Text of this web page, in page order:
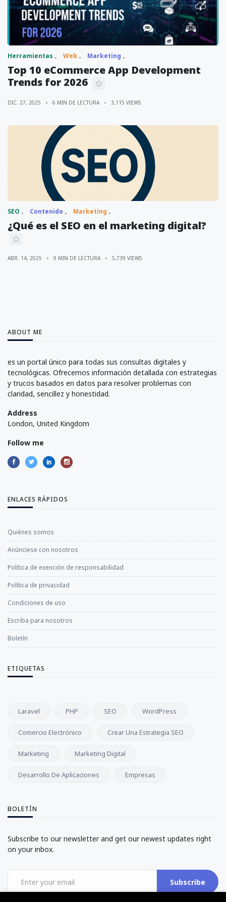
Herramientas Web Marketing
Top 10 eCommerce App Development
Trends for 2026
DIC. 27, 2025 6 MIN DE LECTURA 3,115 VIEWS
SEO Contenido Marketing
¿Qué es el SEO en el marketing digital?
ABR. 14, 2025 9 MIN DE LECTURA 5,739 VIEWS
ABOUT ME
es un portal único para todas sus consultas digitales y
tecnológicas. Ofrecemos información detallada con estrategias
y trucos basados en datos para resolver problemas con
claridad, sencillez y honestidad.
Address
London, United Kingdom
Follow me
ENLACES RÁPIDOS
Quiénes somos
Anúnciese con nosotros
Política de exención de responsabilidad
Política de privacidad
Condiciones de uso
Escriba para nosotros
Boletín
ETIQUETAS
Laravel PHP SEO WordPress
Comercio Electrónico Crear Una Estrategia SEO
Marketing Marketing Digital
Desarrollo De Aplicaciones Empresas
BOLETÍN
Subscribe to our newsletter and get our newest updates right
on your inbox.
Subscribe